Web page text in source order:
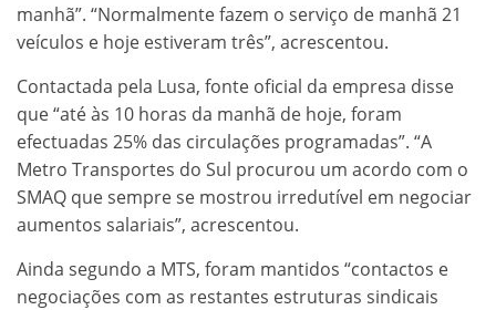
manhã”. “Normalmente fazem o serviço de manhã 21
veículos e hoje estiveram três”, acrescentou.
Contactada pela Lusa, fonte oficial da empresa disse
que “até às 10 horas da manhã de hoje, foram
efectuadas 25% das circulações programadas”. “A
Metro Transportes do Sul procurou um acordo com o
SMAQ que sempre se mostrou irredutível em negociar
aumentos salariais”, acrescentou.
Ainda segundo a MTS, foram mantidos “contactos e
negociações com as restantes estruturas sindicais